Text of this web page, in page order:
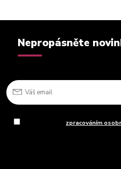
Nepropásněte
zpracováním